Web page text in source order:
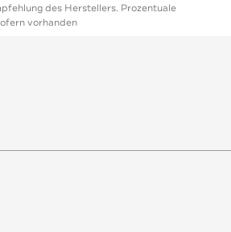
des Herstellers. Prozentuale
vorhanden